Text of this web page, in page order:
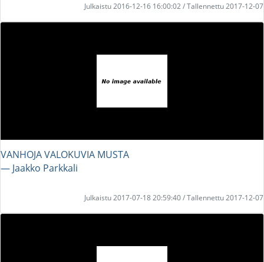
Julkaistu 2016-12-16 16:00:02 / Tallennettu 2017-12-07
VANHOJA VALOKUVIA MUSTA
― Jaakko Parkkali
Julkaistu 2017-07-18 20:59:40 / Tallennettu 2017-12-07